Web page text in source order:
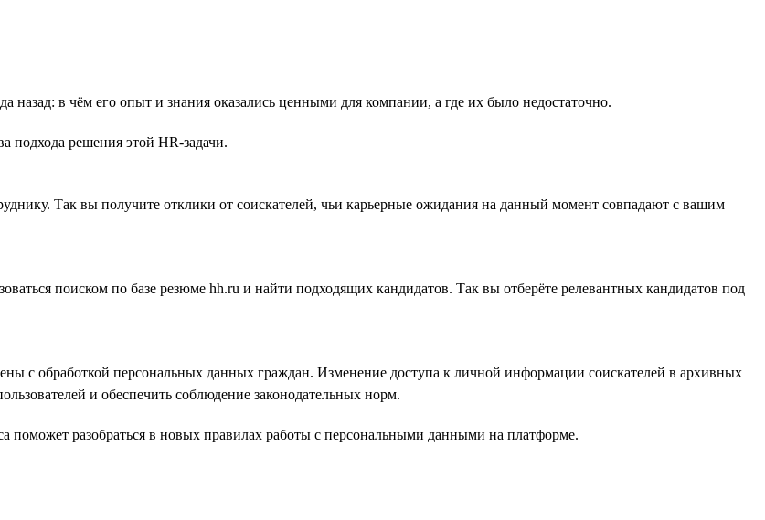
назад: в чём его опыт и знания оказались ценными для компании, а где их было недостаточно.
подхода решения этой HR-задачи.
Так вы получите отклики от соискателей, чьи карьерные ожидания на данный момент совпадают с вашим
поиском по базе резюме hh.ru и найти подходящих кандидатов. Так вы отберёте релевантных кандидатов под
с обработкой персональных данных граждан. Изменение доступа к личной информации соискателей в архивных
и обеспечить соблюдение законодательных норм.
поможет разобраться в новых правилах работы с персональными данными на платформе.